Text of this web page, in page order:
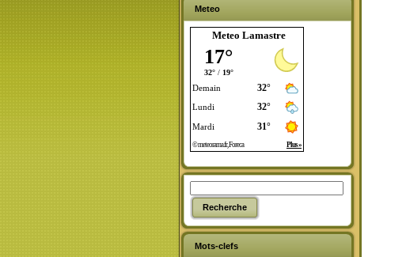
Meteo
Meteo Lamastre
Mots-clefs